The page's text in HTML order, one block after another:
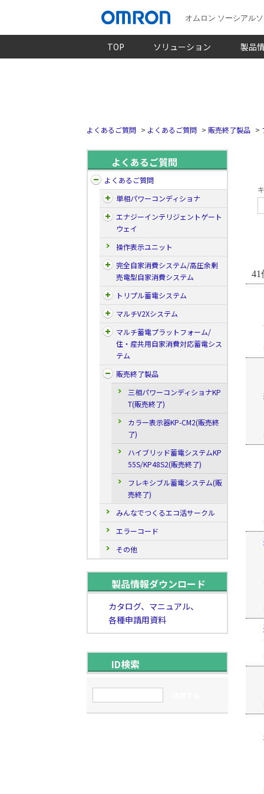
オムロン ソーシアル
TOP ソリューション 製品
よくあるご質問 > よくあるご質問 > 販売終了製品 >
よくあるご質問
よくあるご質問
単相パワーコンディショナ
エナジーインテリジェントゲート
ウェイ
操作表示ユニット
完全自家消費システム/高圧余剰
売電型自家消費システム
トリプル蓄電システム
マルチV2Xシステム
マルチ蓄電プラットフォーム/
住・産共用自家消費対応蓄電シス
テム
販売終了製品
三相パワーコンディショナKP
T(販売終了)
カラー表示器KP-CM2(販売終
了)
ハイブリッド蓄電システムKP
55S/KP48S2(販売終了)
フレキシブル蓄電システム(販
売終了)
みんなでつくるエコ活サークル
エラーコード
その他
製品情報ダウンロード
カタログ、マニュアル、
各種申請用資料
ID検索
41